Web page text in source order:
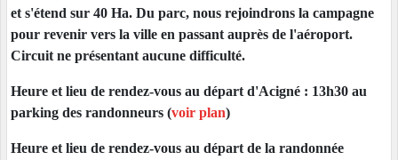
et s'étend sur 40 Ha. Du parc, nous rejoindrons la campagne
pour revenir vers la ville en passant auprès de l'aéroport.
Circuit ne présentant aucune difficulté.
Heure et lieu de rendez-vous au départ d'Acigné : 13h30 au
parking des randonneurs (voir plan)
Heure et lieu de rendez-vous au départ de la randonnée